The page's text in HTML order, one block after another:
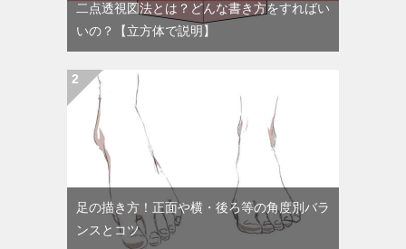
二点透視図法とは？どんな書き方をすればい
いの？【立方体で説明】
足の描き方！正面や横・後ろ等の角度別バラ
ンスとコツ